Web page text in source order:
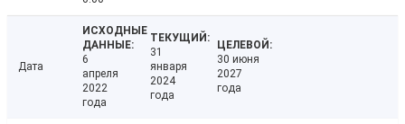
Дата
6
апреля
2022
года
31
января
2024
года
30 июня
2027
года